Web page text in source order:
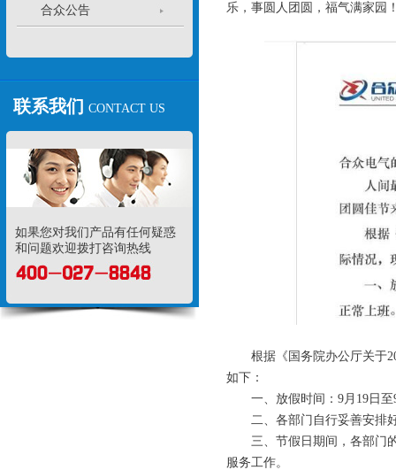
合众公告
联系我们 CONTACT US
如果您对我们产品有任何疑惑
和问题欢迎拨打咨询热线
乐，事圆人团圆，福气满家园
根据《国务院办公厅关于
如下：
一、放假时间：9月19日至9
二、各部门自行妥善安排好
三、节假日期间，各部门的
服务工作。